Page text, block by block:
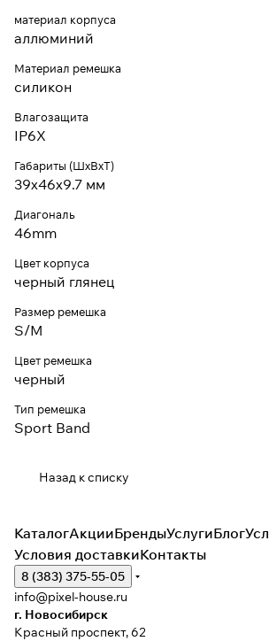
материал корпуса
аллюминий
Материал ремешка
силикон
Влагозащита
IP6X
Габариты (ШхВхТ)
39x46x9.7 мм
Диагональ
46mm
Цвет корпуса
черный глянец
Размер ремешка
S/M
Цвет ремешка
черный
Тип ремешка
Sport Band
Назад к списку
КаталогАкцииБрендыУслугиБлог
Условия доставкиКонтакты
8 (383) 375-55-05
info@pixel-house.ru
г. Новосибирск
Красный проспект, 62